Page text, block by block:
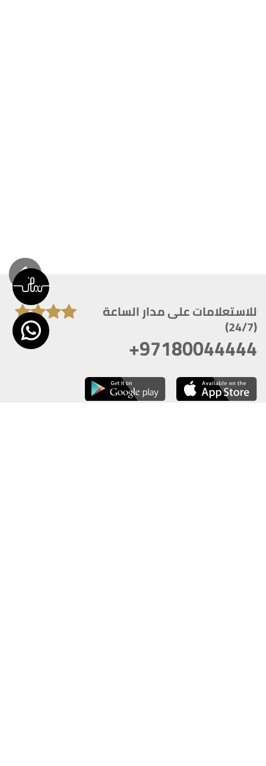
للاستعلامات على مدار الساعة
(24/7)
+97180044444